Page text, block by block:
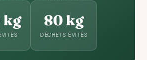
kg 80 kg
DÉCHETS ÉVITÉS